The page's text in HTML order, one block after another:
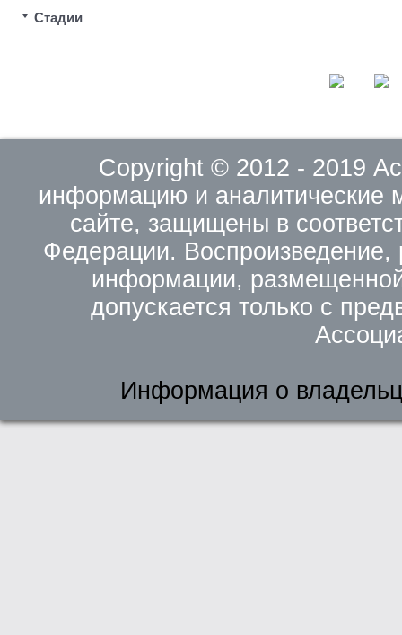
Стадии
Copyright © 2012 - 2019
информацию и
сайте, защищены в
Федерации. Воспроизведение,
информации,
допускается только с
Информация о